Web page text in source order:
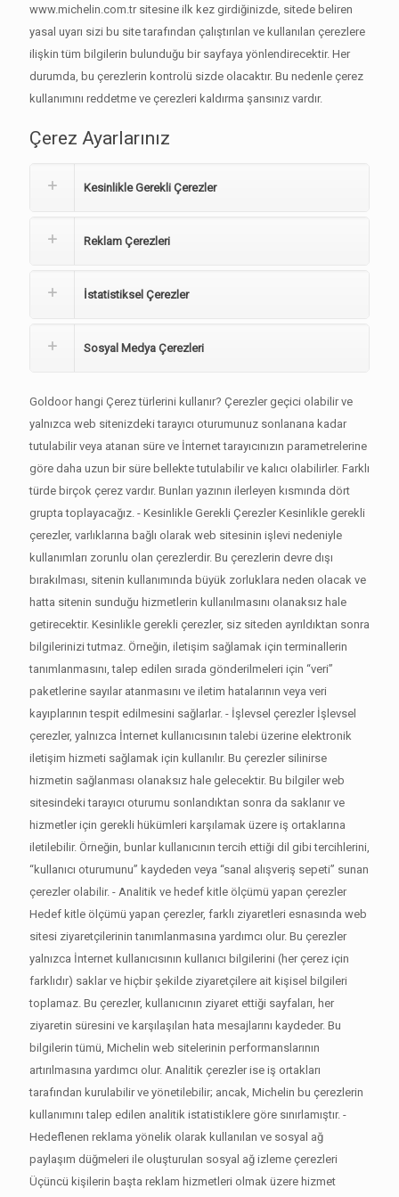
www.michelin.com.tr sitesine ilk kez girdiğinizde, sitede beliren
yasal uyarı sizi bu site tarafından çalıştırılan ve kullanılan çerezlere
ilişkin tüm bilgilerin bulunduğu bir sayfaya yönlendirecektir. Her
durumda, bu çerezlerin kontrolü sizde olacaktır. Bu nedenle çerez
kullanımını reddetme ve çerezleri kaldırma şansınız vardır.
Çerez Ayarlarınız
Kesinlikle Gerekli Çerezler
Reklam Çerezleri
İstatistiksel Çerezler
Sosyal Medya Çerezleri
Goldoor hangi Çerez türlerini kullanır? Çerezler geçici olabilir ve
yalnızca web sitenizdeki tarayıcı oturumunuz sonlanana kadar
tutulabilir veya atanan süre ve İnternet tarayıcınızın parametrelerine
göre daha uzun bir süre bellekte tutulabilir ve kalıcı olabilirler. Farklı
türde birçok çerez vardır. Bunları yazının ilerleyen kısmında dört
grupta toplayacağız. - Kesinlikle Gerekli Çerezler Kesinlikle gerekli
çerezler, varlıklarına bağlı olarak web sitesinin işlevi nedeniyle
kullanımları zorunlu olan çerezlerdir. Bu çerezlerin devre dışı
bırakılması, sitenin kullanımında büyük zorluklara neden olacak ve
hatta sitenin sunduğu hizmetlerin kullanılmasını olanaksız hale
getirecektir. Kesinlikle gerekli çerezler, siz siteden ayrıldıktan sonra
bilgilerinizi tutmaz. Örneğin, iletişim sağlamak için terminallerin
tanımlanmasını, talep edilen sırada gönderilmeleri için “veri”
paketlerine sayılar atanmasını ve iletim hatalarının veya veri
kayıplarının tespit edilmesini sağlarlar. - İşlevsel çerezler İşlevsel
çerezler, yalnızca İnternet kullanıcısının talebi üzerine elektronik
iletişim hizmeti sağlamak için kullanılır. Bu çerezler silinirse
hizmetin sağlanması olanaksız hale gelecektir. Bu bilgiler web
sitesindeki tarayıcı oturumu sonlandıktan sonra da saklanır ve
hizmetler için gerekli hükümleri karşılamak üzere iş ortaklarına
iletilebilir. Örneğin, bunlar kullanıcının tercih ettiği dil gibi tercihlerini,
“kullanıcı oturumunu” kaydeden veya “sanal alışveriş sepeti” sunan
çerezler olabilir. - Analitik ve hedef kitle ölçümü yapan çerezler
Hedef kitle ölçümü yapan çerezler, farklı ziyaretleri esnasında web
sitesi ziyaretçilerinin tanımlanmasına yardımcı olur. Bu çerezler
yalnızca İnternet kullanıcısının kullanıcı bilgilerini (her çerez için
farklıdır) saklar ve hiçbir şekilde ziyaretçilere ait kişisel bilgileri
toplamaz. Bu çerezler, kullanıcının ziyaret ettiği sayfaları, her
ziyaretin süresini ve karşılaşılan hata mesajlarını kaydeder. Bu
bilgilerin tümü, Michelin web sitelerinin performanslarının
artırılmasına yardımcı olur. Analitik çerezler ise iş ortakları
tarafından kurulabilir ve yönetilebilir; ancak, Michelin bu çerezlerin
kullanımını talep edilen analitik istatistiklere göre sınırlamıştır. -
Hedeflenen reklama yönelik olarak kullanılan ve sosyal ağ
paylaşım düğmeleri ile oluşturulan sosyal ağ izleme çerezleri
Üçüncü kişilerin başta reklam hizmetleri olmak üzere hizmet